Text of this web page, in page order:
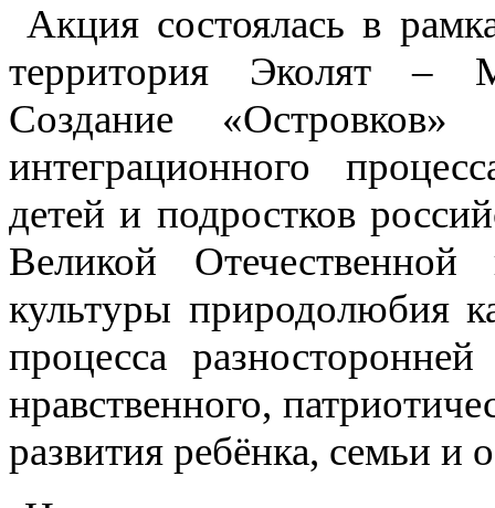
Акция состоялась в
территория Эколят –
Создание «Островков»
интеграционного
детей и подростков
Великой
культуры природолюбия
процесса
нравственного,
развития ребёнка, семьи и